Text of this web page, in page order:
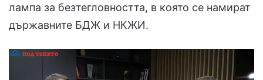
лампа за безтегловността, в която се намират
държавните БДЖ и НКЖИ.